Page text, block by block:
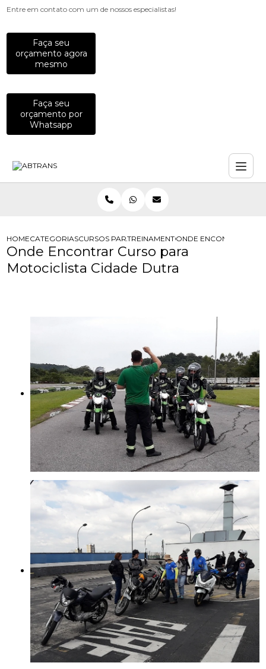
Entre em contato com um de nossos especialistas!
Faça seu
orçamento agora
mesmo
Faça seu
orçamento por
Whatsapp
HOMECATEGORIASCURSOS PARA MOTOCICLISTAS
TREINAMENTO PARA MOTOCICLISTA
ONDE ENCONTRAR
Onde Encontrar Curso para
Motociclista Cidade Dutra